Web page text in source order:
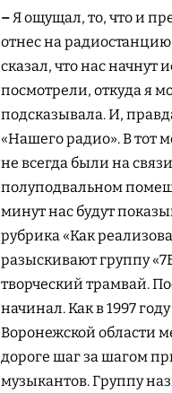
– Я ощущал, то, что и
отнес на
сказал, что нас начнут
посмотрели, откуда я
подсказывала. И,
«Нашего радио». В тот
не всегда были на
полуподвальном
минут нас будут
рубрика «Как
разыскивают группу
творческий трамвай.
начинал. Как в 1997
Воронежской области
дороге шаг за шагом
музыкантов. Группу